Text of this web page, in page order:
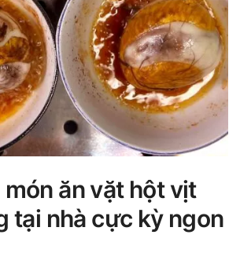
món ăn vặt hột vịt
tại nhà cực kỳ ngon